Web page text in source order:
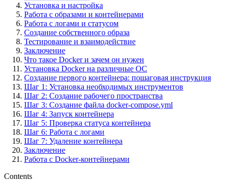
Установка и настройка
Работа с образами и контейнерами
Работа с логами и статусом
Создание собственного образа
Тестирование и взаимодействие
Заключение
Что такое Docker и зачем он нужен
Установка Docker на различные ОС
Создание первого контейнера: пошаговая инструкция
Шаг 1: Установка необходимых инструментов
Шаг 2: Создание рабочего пространства
Шаг 3: Создание файла docker-compose.yml
Шаг 4: Запуск контейнера
Шаг 5: Проверка статуса контейнера
Шаг 6: Работа с логами
Шаг 7: Удаление контейнера
Заключение
Работа с Docker-контейнерами
Contents